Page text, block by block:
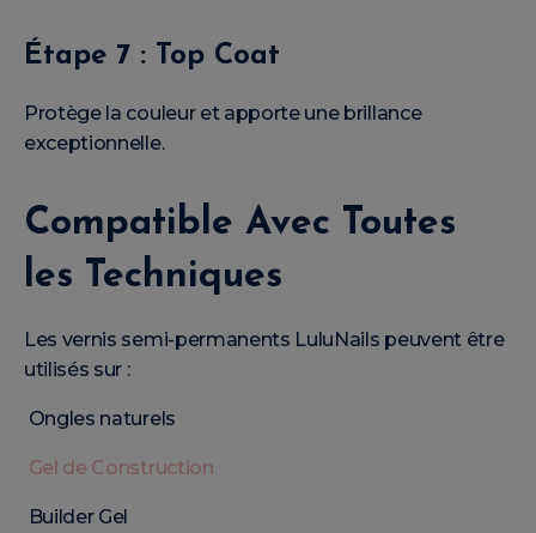
Étape 7 : Top Coat
Protège la couleur et apporte une brillance
exceptionnelle.
Compatible Avec Toutes
les Techniques
Les vernis semi-permanents LuluNails peuvent être
utilisés sur :
Ongles naturels
Gel de Construction
Builder Gel